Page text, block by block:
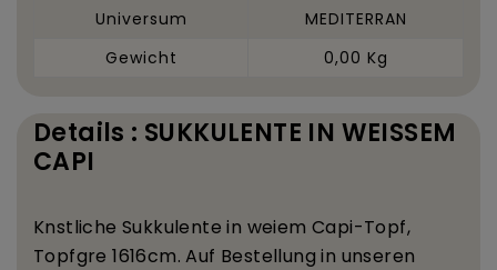
Universum
MEDITERRAN
Gewicht
0,00 Kg
Details : SUKKULENTE IN WEISSEM
CAPI
Knstliche Sukkulente in weiem Capi-Topf,
Topfgre 1616cm. Auf Bestellung in unseren